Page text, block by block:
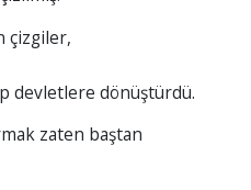
çizgiler,
devletlere dönüştürdü.
zaten baştan